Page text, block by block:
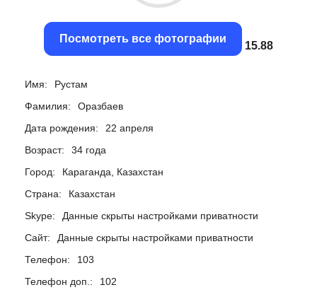
Посмотреть все фотографии
15.59
Имя:
Рустам
Фамилия:
Оразбаев
Дата рождения:
22 апреля
Возраст:
34 года
Город:
Караганда, Казахстан
Страна:
Казахстан
Skype:
Данные скрыты настройками приватности
Сайт:
Данные скрыты настройками приватности
Телефон:
103
Телефон доп.:
102